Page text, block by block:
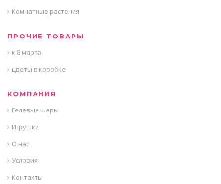
Комнатные растения
ПРОЧИЕ ТОВАРЫ
к 8 марта
цветы в коробке
КОМПАНИЯ
Гелевые шары
Игрушки
О нас
Условия
Контакты